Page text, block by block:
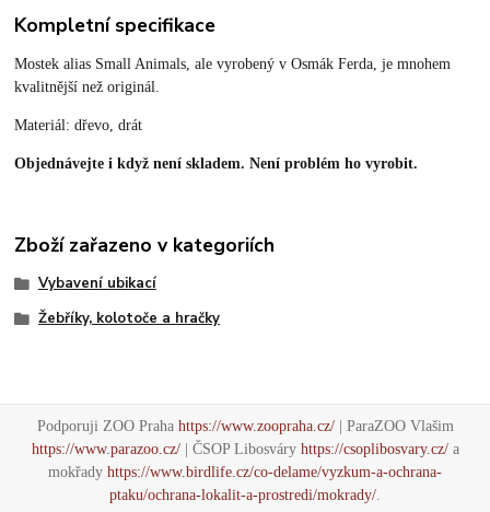
Kompletní specifikace
Mostek alias Small Animals, ale vyrobený v Osmák Ferda, je mnohem
kvalitnější než originál.
Materiál: dřevo, drát
Objednávejte i když není skladem. Není problém ho vyrobit.
Zboží zařazeno v kategoriích
Vybavení ubikací
Žebříky, kolotoče a hračky
Podporuji ZOO Praha https://www.zoopraha.cz/| ParaZOO Vlašim
https://www.parazoo.cz/| ČSOP Libosváry https://csoplibosvary.cz/a
mokřady https://www.birdlife.cz/co-delame/vyzkum-a-ochrana-
ptaku/ochrana-lokalit-a-prostredi/mokrady/.